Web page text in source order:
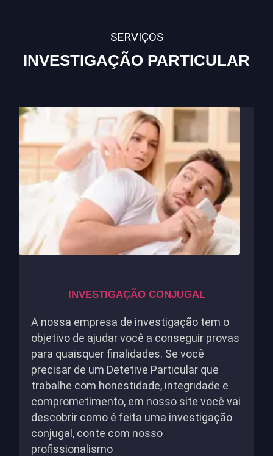
SERVIÇOS
INVESTIGAÇÃO PARTICULAR
INVESTIGAÇÃO CONJUGAL
A nossa empresa de investigação tem o
objetivo de ajudar você a conseguir provas
para quaisquer finalidades. Se você
precisar de um Detetive Particular que
trabalhe com honestidade, integridade e
comprometimento, em nosso site você vai
descobrir como é feita uma investigação
conjugal, conte com nosso
profissionalismo